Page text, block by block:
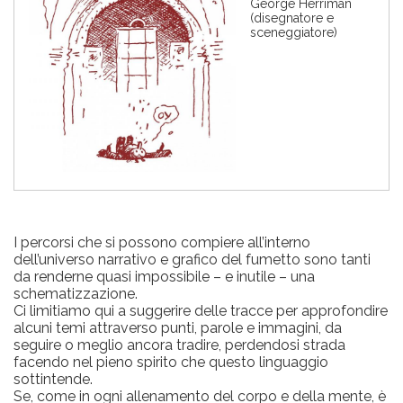
George Herriman
(disegnatore e
sceneggiatore)
I percorsi che si possono compiere all’interno
dell’universo narrativo e grafico del fumetto sono tanti
da renderne quasi impossibile – e inutile – una
schematizzazione.
Ci limitiamo qui a suggerire delle tracce per approfondire
alcuni temi attraverso punti, parole e immagini, da
seguire o meglio ancora tradire, perdendosi strada
facendo nel pieno spirito che questo linguaggio
sottintende.
Se, come in ogni allenamento del corpo e della mente, è